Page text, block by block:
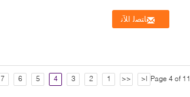
ﺎﺘﺼﻟ ﺍﻶﻧ
Page 4 of 11
|<
<<
1
2
3
4
5
6
7